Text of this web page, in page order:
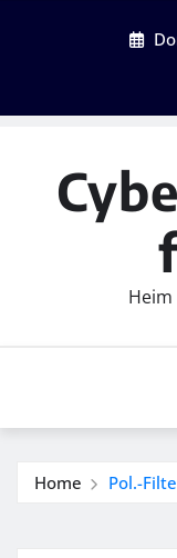
Home Pol.-